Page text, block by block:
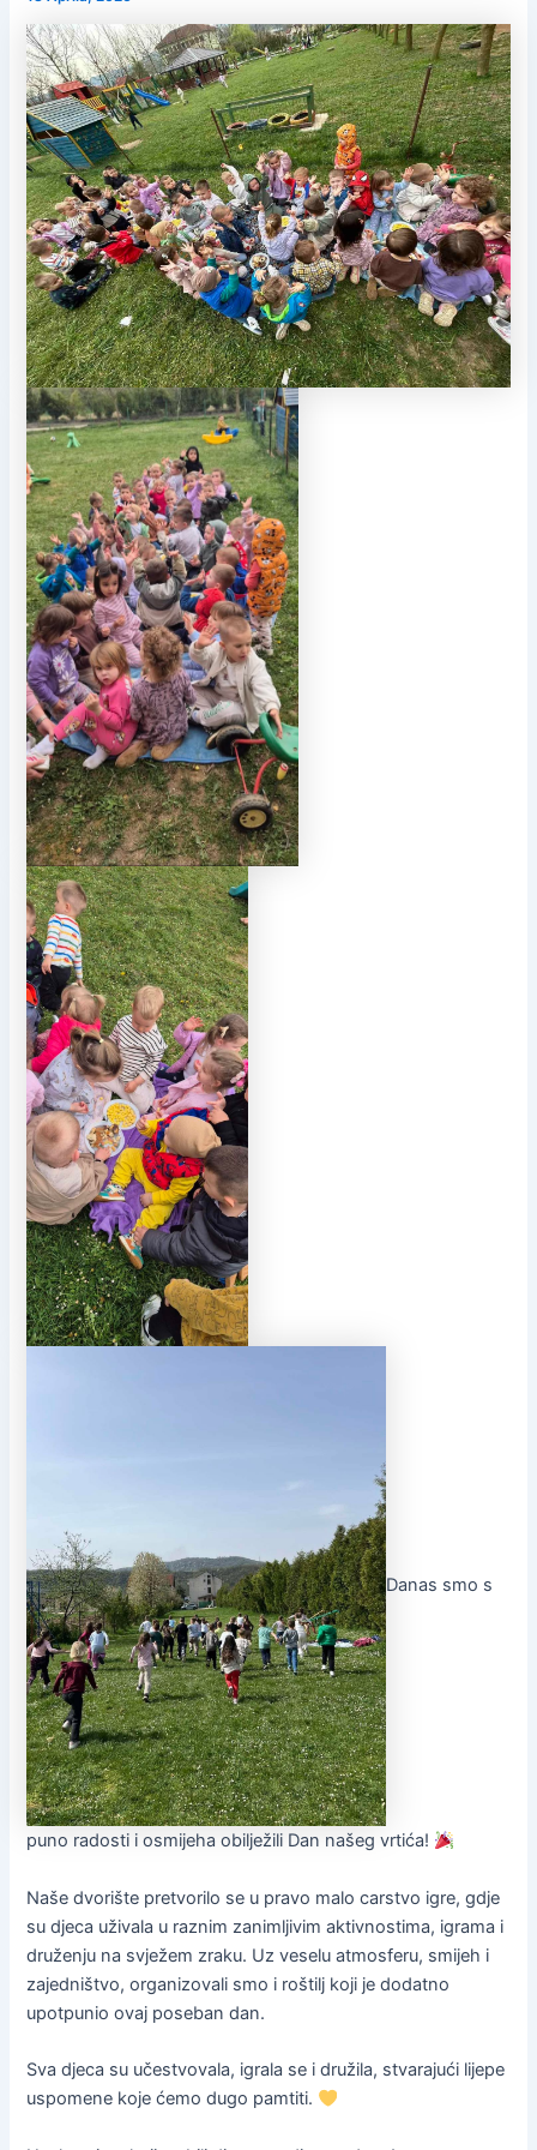
Danas smo s
puno radosti i osmijeha obilježili Dan našeg vrtića!
Naše dvorište pretvorilo se u pravo malo carstvo igre, gdje
su djeca uživala u raznim zanimljivim aktivnostima, igrama i
druženju na svježem zraku. Uz veselu atmosferu, smijeh i
zajedništvo, organizovali smo i roštilj koji je dodatno
upotpunio ovaj poseban dan.
Sva djeca su učestvovala, igrala se i družila, stvarajući lijepe
uspomene koje ćemo dugo pamtiti.